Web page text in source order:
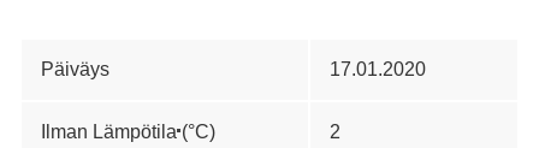
Päiväys 17.01.2020
Ilman Lämpötila (°C) 2